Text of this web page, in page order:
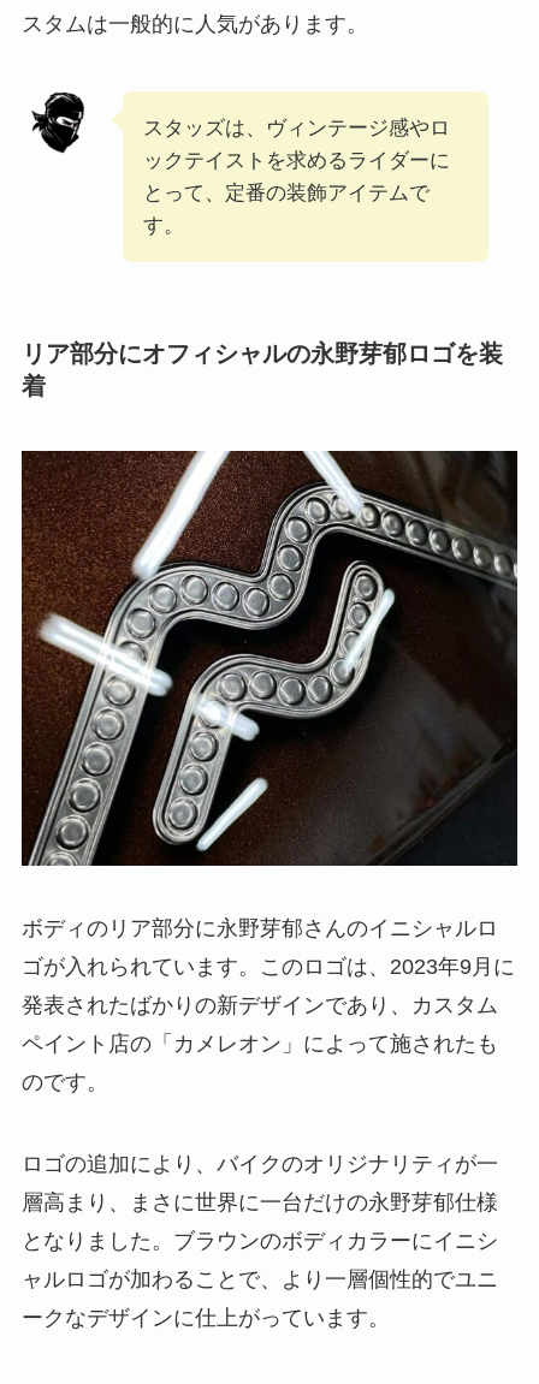
スタムは一般的に人気があります。
スタッズは、ヴィンテージ感やロ
ックテイストを求めるライダーに
とって、定番の装飾アイテムで
す。
リア部分にオフィシャルの永野芽郁ロゴを装
着
ボディのリア部分に永野芽郁さんのイニシャルロ
ゴが入れられています。このロゴは、2023年9月に
発表されたばかりの新デザインであり、カスタム
ペイント店の「カメレオン」によって施されたも
のです。
ロゴの追加により、バイクのオリジナリティが一
層高まり、まさに世界に一台だけの永野芽郁仕様
となりました。ブラウンのボディカラーにイニシ
ャルロゴが加わることで、より一層個性的でユニ
ークなデザインに仕上がっています。